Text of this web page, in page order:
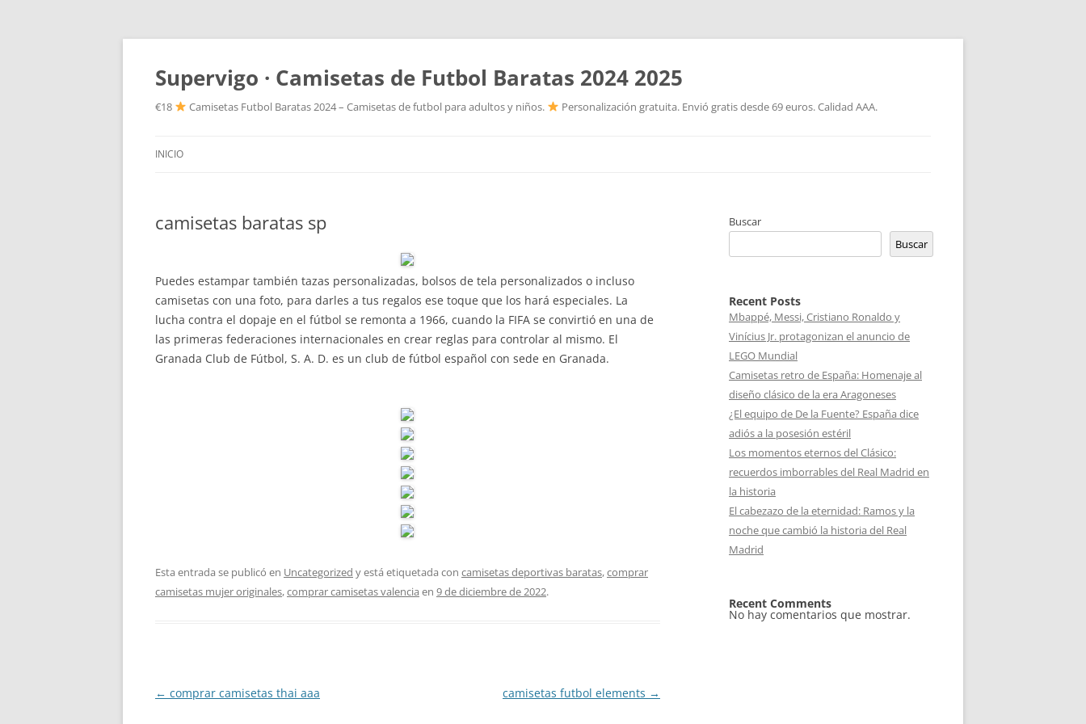
Supervigo · Camisetas de Futbol Baratas 2024 2025
€18 Camisetas Futbol Baratas 2024 – Camisetas de futbol para adultos y niños. Personalización gratuita. Envió gratis desde 69 euros. Calidad AAA.
INICIO
camisetas baratas sp
Puedes estampar también tazas personalizadas, bolsos de tela personalizados o incluso
camisetas con una foto, para darles a tus regalos ese toque que los hará especiales. La
lucha contra el dopaje en el fútbol se remonta a 1966, cuando la FIFA se convirtió en una de
las primeras federaciones internacionales en crear reglas para controlar al mismo. El
Granada Club de Fútbol, S. A. D. es un club de fútbol español con sede en Granada.
Esta entrada se publicó en Uncategorized y está etiquetada con camisetas deportivas baratas,comprar
camisetas mujer originales,comprar camisetas valencia en 9 de diciembre de 2022.
Navegación
← comprar camisetas thai aaa camisetas futbol elements →
Buscar
Buscar
Recent Posts
Mbappé, Messi, Cristiano Ronaldo y
Vinícius Jr. protagonizan el anuncio de
LEGO Mundial
Camisetas retro de España: Homenaje al
diseño clásico de la era Aragoneses
¿El equipo de De la Fuente? España dice
adiós a la posesión estéril
Los momentos eternos del Clásico:
recuerdos imborrables del Real Madrid en
la historia
El cabezazo de la eternidad: Ramos y la
noche que cambió la historia del Real
Madrid
Recent Comments
No hay comentarios que mostrar.